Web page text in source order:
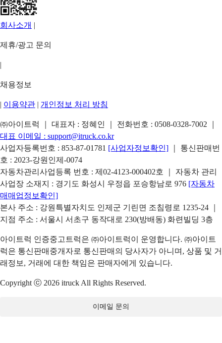
회사소개 |
제휴/광고 문의
|
채용정보
| 이용약관 | 개인정보 처리 방침
㈜아이트럭 ｜ 대표자 : 정혜인 ｜ 전화번호 : 0508-0328-7002
대표 이메일 : support@itruck.co.kr
사업자등록번호 : 853-87-01781 [사업자정보확인]
｜ 통신판매번
호 : 2023-강원인제-0074
자동차관리사업등록 번호 : 제02-4123-000402호 ｜ 자동차 관리
사업장 소재지 : 경기도 화성시 우정읍 포승항남로 976 [자동차
매매업정보확인]
본사 주소 : 강원특별자치도 인제군 기린면 조침령로 1235-24 ｜
지점 주소 : 서울시 서초구 동작대로 230(방배동) 화련빌딩 3층
아이트럭 인증중고트럭은 ㈜아이트럭이 운영합니다. ㈜아이트
럭은 통신판매중개자로 통신판매의 당사자가 아니며, 상품 및 거
래정보, 거래에 대한 책임은 판매자에게 있습니다.
Copyright ⓒ 2026 itruck All Rights Reserved.
이메일 문의